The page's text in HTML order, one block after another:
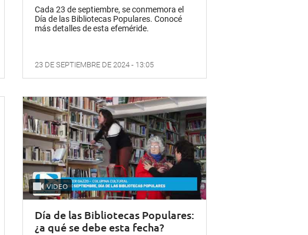
Cada 23 de septiembre, se conmemora el
Día de las Bibliotecas Populares. Conocé
más detalles de esta efeméride.
23 DE SEPTIEMBRE DE 2024 - 13:05
VIDEO
Día de las Bibliotecas Populares:
¿a qué se debe esta fecha?